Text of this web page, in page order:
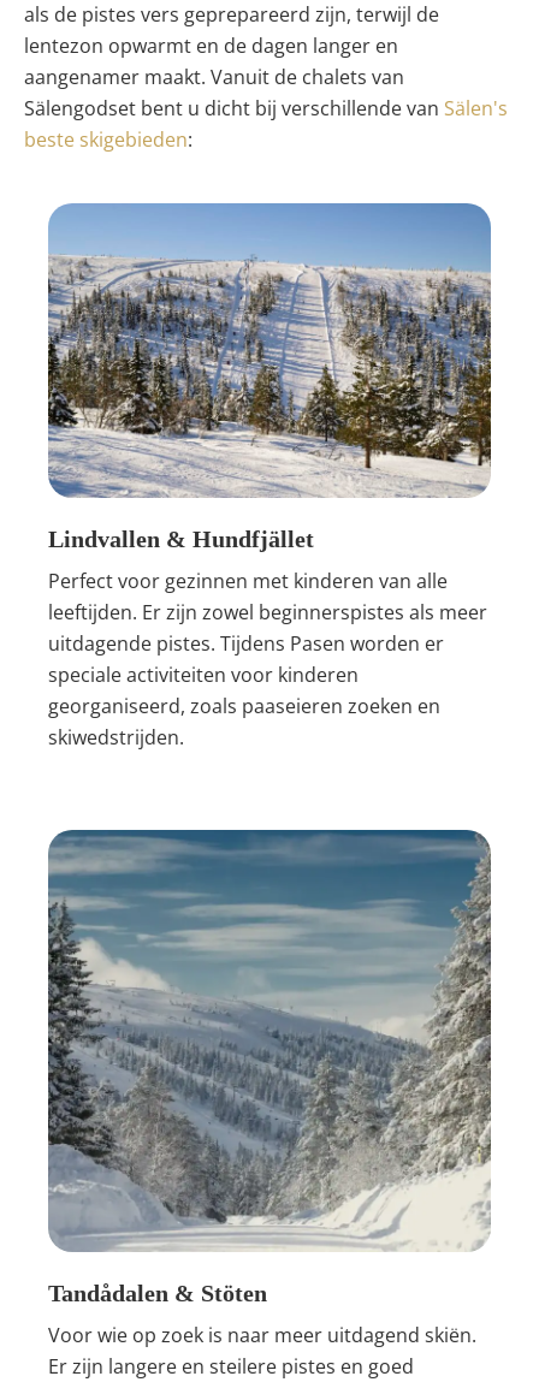
als de pistes vers geprepareerd zijn, terwijl de
lentezon opwarmt en de dagen langer en
aangenamer maakt. Vanuit de chalets van
Sälengodset bent u dicht bij verschillende van Sälen's
beste skigebieden:
Lindvallen & Hundfjället
Perfect voor gezinnen met kinderen van alle
leeftijden. Er zijn zowel beginnerspistes als meer
uitdagende pistes. Tijdens Pasen worden er
speciale activiteiten voor kinderen
georganiseerd, zoals paaseieren zoeken en
skiwedstrijden.
Tandådalen & Stöten
Voor wie op zoek is naar meer uitdagend skiën.
Er zijn langere en steilere pistes en goed